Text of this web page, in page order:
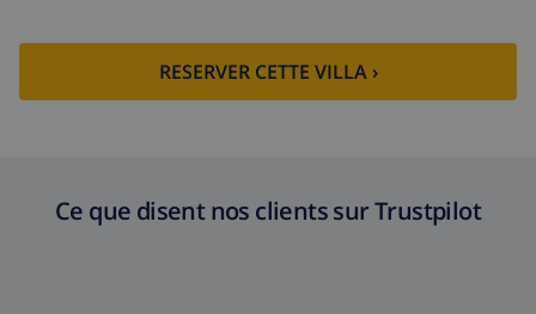
RESERVER CETTE VILLA ›
Ce que disent nos clients sur Trustpilot